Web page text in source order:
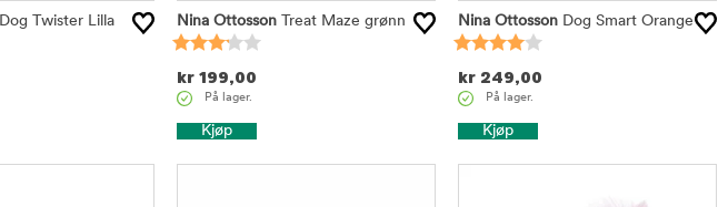
Dog Twister Lilla Nina OttossonTreat Maze grønn
kr 199,00
På lager.
Kjøp
Nina OttossonDog Smart Orange
kr 249,00
På lager.
Kjøp